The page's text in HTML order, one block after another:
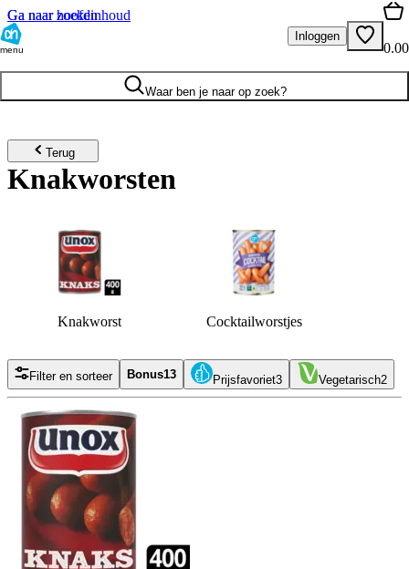
Ga naar hoofdinhoud
Ga naar zoeken
menu
Inloggen
0.00
Waar ben je naar op zoek?
Terug
Knakworsten
Knakworst Cocktailworstjes
Filter en sorteer Bonus13 Prijsfavoriet3 Vegetarisch2